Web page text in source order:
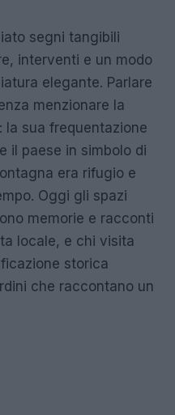
segni tangibili
interventi e un modo
elegante. Parlare
menzionare la
la sua frequentazione
il paese in simbolo di
era rifugio e
Oggi gli spazi
memorie e racconti
locale, e chi visita
storica
che raccontano un